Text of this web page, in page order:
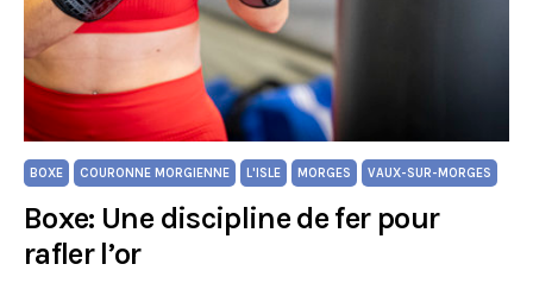
BOXE COURONNE MORGIENNE L'ISLE MORGES VAUX-SUR-MORGES
Boxe: Une discipline de fer pour
rafler l’or